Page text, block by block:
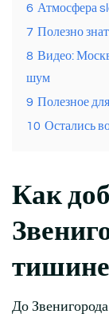
6 Атмосфера
7 Полезно
8 Видео:
шум
9 Полезное
10 Остались
Как
тишине
До